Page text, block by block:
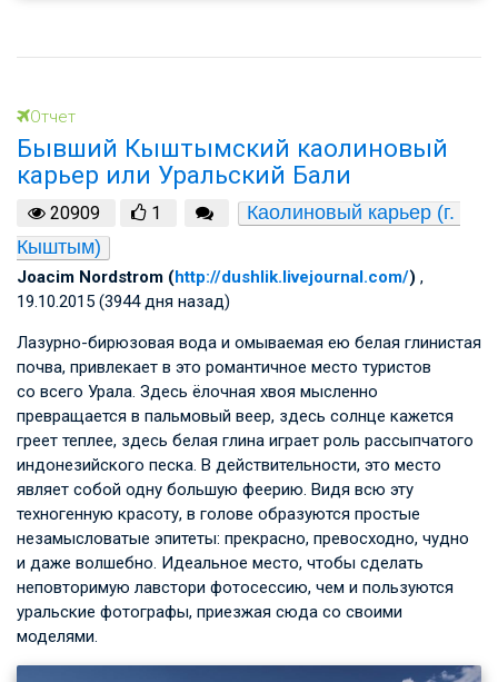
Отчет
Бывший Кыштымский каолиновый
карьер или Уральский Бали
20909 1
Каолиновый карьер (г.
Кыштым)
Joacim Nordstrom (http://dushlik.livejournal.com/) ,
19.10.2015 (3944 дня назад)
Лазурно-бирюзовая вода и омываемая ею белая глинистая
почва, привлекает в это романтичное место туристов
со всего Урала. Здесь ёлочная хвоя мысленно
превращается в пальмовый веер, здесь солнце кажется
греет теплее, здесь белая глина играет роль рассыпчатого
индонезийского песка. В действительности, это место
являет собой одну большую феерию. Видя всю эту
техногенную красоту, в голове образуются простые
незамысловатые эпитеты: прекрасно, превосходно, чудно
и даже волшебно. Идеальное место, чтобы сделать
неповторимую лавстори фотосессию, чем и пользуются
уральские фотографы, приезжая сюда со своими
моделями.